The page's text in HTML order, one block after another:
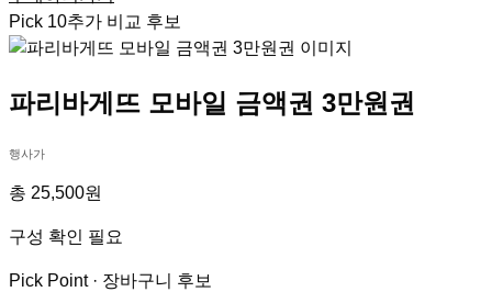
Pick 10추가 비교 후보
파리바게뜨 모바일 금액권 3만원권
행사가
총 25,500원
구성 확인 필요
Pick Point · 장바구니 후보